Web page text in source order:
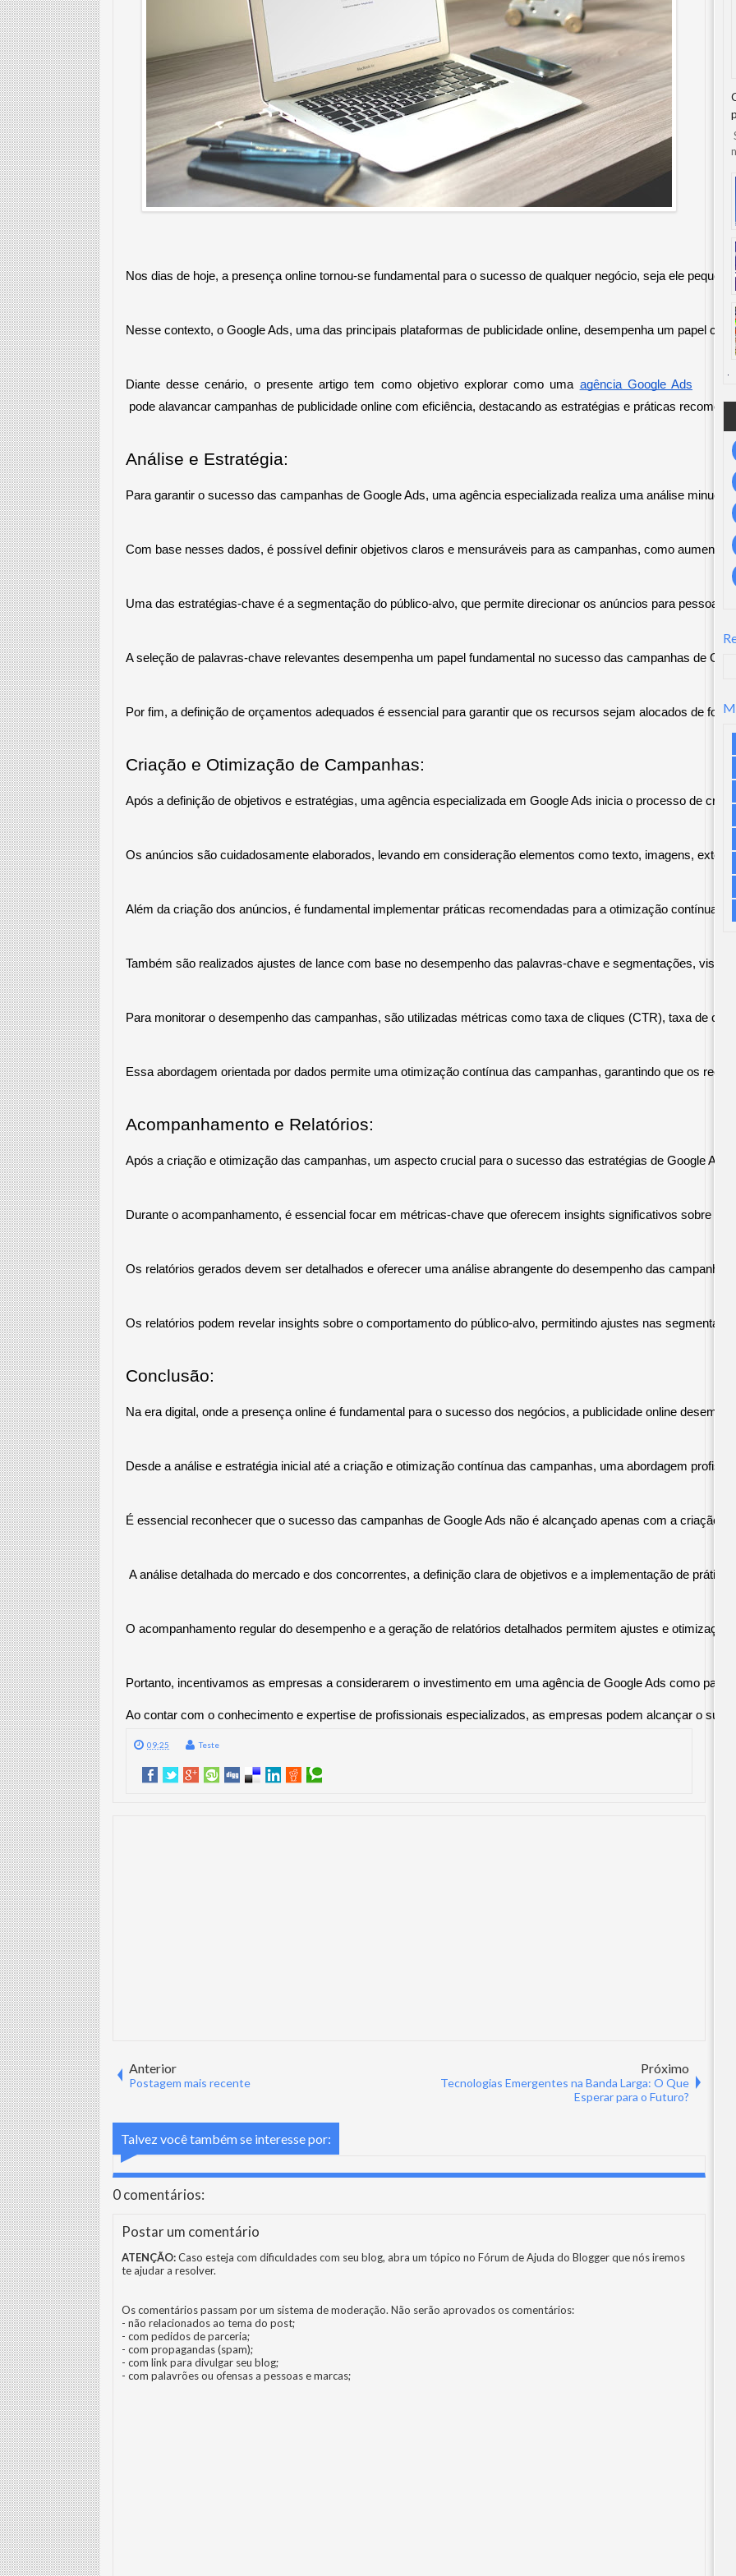
Nos dias de hoje, a presença online tornou-se fundamental para o sucesso de qualquer negócio, seja ele
Nesse contexto, o Google Ads, uma das principais plataformas de publicidade online, desempenha um papel
Diante desse cenário, o presente artigo tem como objetivo explorar como uma agência Google Ads
pode alavancar campanhas de publicidade online com eficiência, destacando as estratégias e práticas
Análise e Estratégia:
Para garantir o sucesso das campanhas de Google Ads, uma agência especializada realiza uma análise
Com base nesses dados, é possível definir objetivos claros e mensuráveis ​​para as campanhas, como
Uma das estratégias-chave é a segmentação do público-alvo, que permite direcionar os anúncios para
A seleção de palavras-chave relevantes desempenha um papel fundamental no sucesso das campanhas de
Por fim, a definição de orçamentos adequados é essencial para garantir que os recursos sejam alocados de
Criação e Otimização de Campanhas:
Após a definição de objetivos e estratégias, uma agência especializada em Google Ads inicia o processo de
Os anúncios são cuidadosamente elaborados, levando em consideração elementos como texto, imagens,
Além da criação dos anúncios, é fundamental implementar práticas recomendadas para a otimização contínua
Também são realizados ajustes de lance com base no desempenho das palavras-chave e segmentações,
Para monitorar o desempenho das campanhas, são utilizadas métricas como taxa de cliques (CTR), taxa de
Essa abordagem orientada por dados permite uma otimização contínua das campanhas, garantindo que os
Acompanhamento e Relatórios:
Após a criação e otimização das campanhas, um aspecto crucial para o sucesso das estratégias de Google
Durante o acompanhamento, é essencial focar em métricas-chave que oferecem insights significativos sobre
Os relatórios gerados devem ser detalhados e oferecer uma análise abrangente do desempenho das
Os relatórios podem revelar insights sobre o comportamento do público-alvo, permitindo ajustes nas
Conclusão:
Na era digital, onde a presença online é fundamental para o sucesso dos negócios, a publicidade online
Desde a análise e estratégia inicial até a criação e otimização contínua das campanhas, uma abordagem
É essencial reconhecer que o sucesso das campanhas de Google Ads não é alcançado apenas com a criação
A análise detalhada do mercado e dos concorrentes, a definição clara de objetivos e a implementação de
O acompanhamento regular do desempenho e a geração de relatórios detalhados permitem ajustes e
Portanto, incentivamos as empresas a considerarem o investimento em uma agência de Google Ads como parte
Ao contar com o conhecimento e expertise de profissionais especializados, as empresas podem alcançar o
09:25 Teste
Anterior
Postagem mais recente
Próximo
Tecnologias Emergentes na Banda Larga: O Que
Esperar para o Futuro?
Talvez você também se interesse por:
0 comentários:
Postar um comentário
ATENÇÃO:Caso esteja com dificuldades com seu blog, abra um tópico no Fórum de Ajuda do Bloggerque nós iremos
te ajudar a resolver.
Os comentários passam por um sistema de moderação. Não serão aprovados os comentários:
- não relacionados ao tema do post;
- com pedidos de parceria;
- com propagandas (spam);
- com link para divulgar seu blog;
- com palavrões ou ofensas a pessoas e marcas;